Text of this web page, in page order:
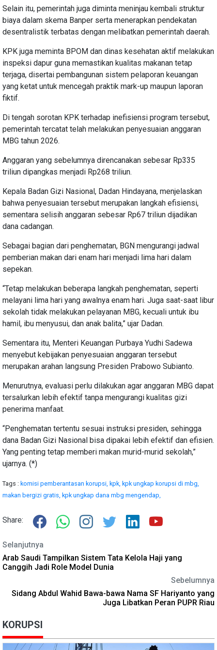
Selain itu, pemerintah juga diminta meninjau kembali struktur
biaya dalam skema Banper serta menerapkan pendekatan
desentralistik terbatas dengan melibatkan pemerintah daerah.
KPK juga meminta BPOM dan dinas kesehatan aktif melakukan
inspeksi dapur guna memastikan kualitas makanan tetap
terjaga, disertai pembangunan sistem pelaporan keuangan
yang ketat untuk mencegah praktik mark-up maupun laporan
fiktif.
Di tengah sorotan KPK terhadap inefisiensi program tersebut,
pemerintah tercatat telah melakukan penyesuaian anggaran
MBG tahun 2026.
Anggaran yang sebelumnya direncanakan sebesar Rp335
triliun dipangkas menjadi Rp268 triliun.
Kepala Badan Gizi Nasional, Dadan Hindayana, menjelaskan
bahwa penyesuaian tersebut merupakan langkah efisiensi,
sementara selisih anggaran sebesar Rp67 triliun dijadikan
dana cadangan.
Sebagai bagian dari penghematan, BGN mengurangi jadwal
pemberian makan dari enam hari menjadi lima hari dalam
sepekan.
“Tetap melakukan beberapa langkah penghematan, seperti
melayani lima hari yang awalnya enam hari. Juga saat-saat libur
sekolah tidak melakukan pelayanan MBG, kecuali untuk ibu
hamil, ibu menyusui, dan anak balita,” ujar Dadan.
Sementara itu, Menteri Keuangan Purbaya Yudhi Sadewa
menyebut kebijakan penyesuaian anggaran tersebut
merupakan arahan langsung Presiden Prabowo Subianto.
Menurutnya, evaluasi perlu dilakukan agar anggaran MBG dapat
tersalurkan lebih efektif tanpa mengurangi kualitas gizi
penerima manfaat.
“Penghematan tertentu sesuai instruksi presiden, sehingga
dana Badan Gizi Nasional bisa dipakai lebih efektif dan efisien.
Yang penting tetap memberi makan murid-murid sekolah,”
ujarnya. (*)
Tags : komisi pemberantasan korupsi, kpk, kpk ungkap korupsi di mbg,
makan bergizi gratis, kpk ungkap dana mbg mengendap,
Share:
Selanjutnya
Arab Saudi Tampilkan Sistem Tata Kelola Haji yang
Canggih Jadi Role Model Dunia
Sebelumnya
Sidang Abdul Wahid Bawa-bawa Nama SF Hariyanto yang
Juga Libatkan Peran PUPR Riau
KORUPSI